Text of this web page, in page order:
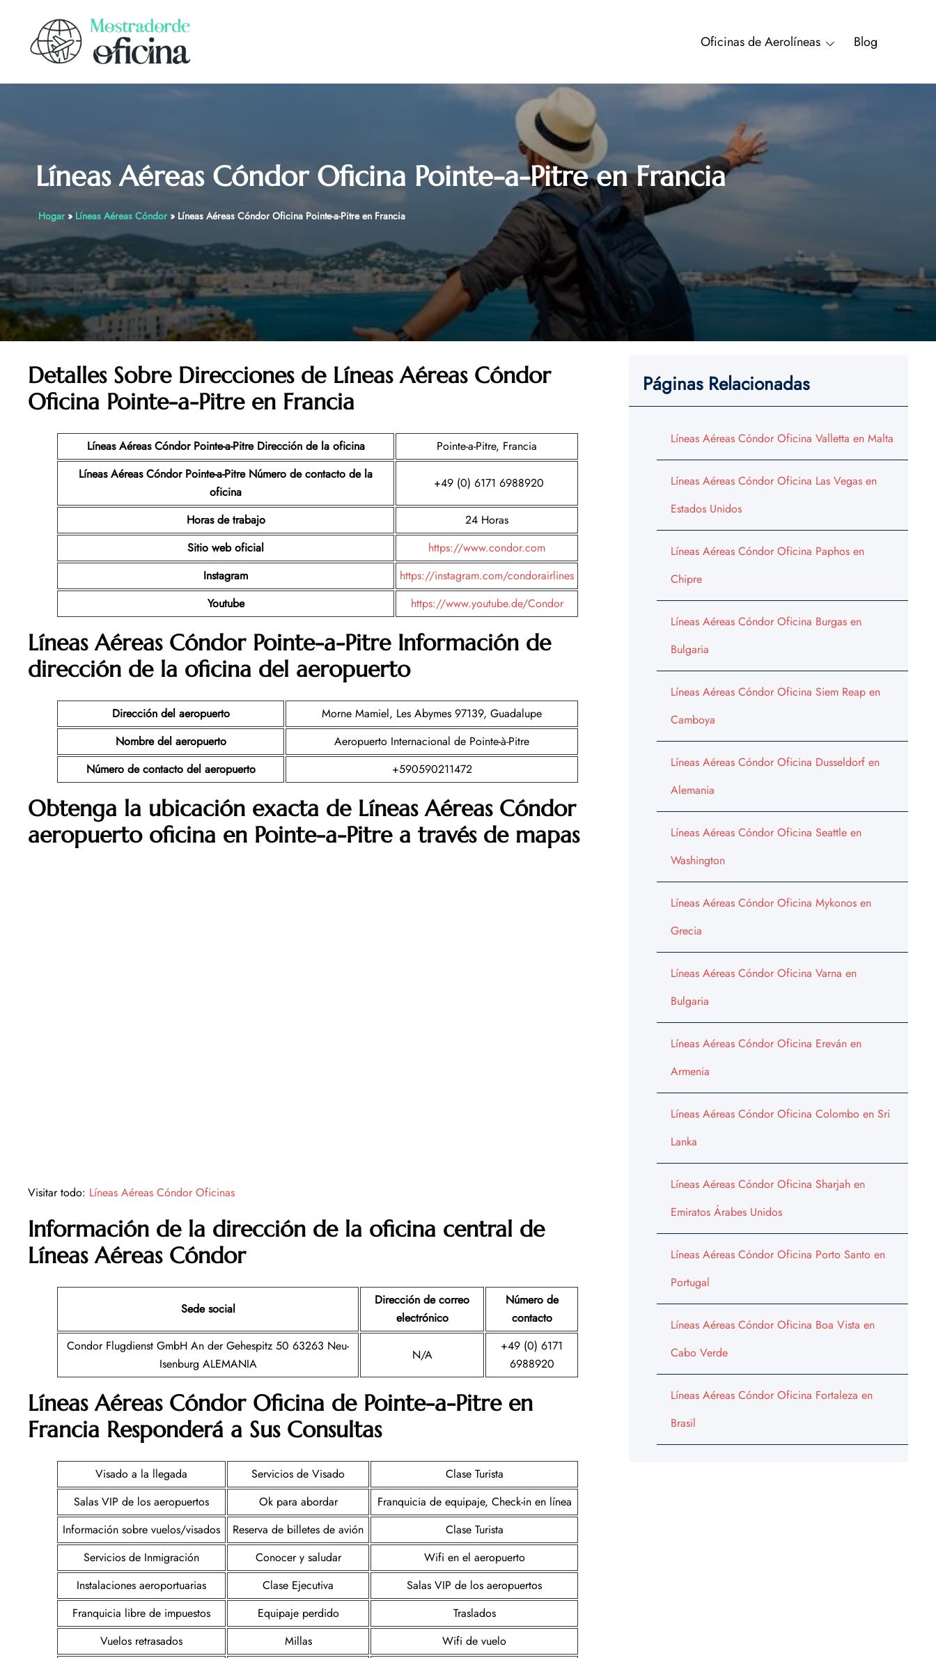
content
Oficinas de Aerolíneas Blog
Líneas Aéreas Cóndor Oficina Pointe-a-Pitre en Francia
Hogar» Líneas Aéreas Cóndor» Líneas Aéreas Cóndor Oficina Pointe-a-Pitre en Francia
Detalles Sobre Direcciones de Líneas Aéreas Cóndor
Oficina Pointe-a-Pitre en Francia
Líneas Aéreas Cóndor Pointe-a-Pitre Dirección de la oficina
Pointe-a-Pitre, Francia
Líneas Aéreas Cóndor Pointe-a-Pitre Número de contacto de la
oficina
+49 (0) 6171 6988920
Horas de trabajo
24 Horas
Sitio web oficial
https://www.condor.com
Instagram
https://instagram.com/condorairlines
Youtube
https://www.youtube.de/Condor
Líneas Aéreas Cóndor Pointe-a-Pitre Información de
dirección de la oficina del aeropuerto
Dirección del aeropuerto
Morne Mamiel, Les Abymes 97139, Guadalupe
Nombre del aeropuerto
Aeropuerto Internacional de Pointe-à-Pitre
Número de contacto del aeropuerto
+590590211472
Obtenga la ubicación exacta de Líneas Aéreas Cóndor
aeropuerto oficina en Pointe-a-Pitre a través de mapas
Visitar todo: Líneas Aéreas Cóndor Oficinas
Información de la dirección de la oficina central de
Líneas Aéreas Cóndor
Sede social
Dirección de correo
electrónico
Número de
contacto
Condor Flugdienst GmbH An der Gehespitz 50 63263 Neu-
Isenburg ALEMANIA
N/A
+49 (0) 6171
6988920
Líneas Aéreas Cóndor Oficina de Pointe-a-Pitre en
Francia Responderá a Sus Consultas
Visado a la llegada Servicios de Visado
Clase Turista
Salas VIP de los aeropuertos
Ok para abordar
Franquicia de equipaje, Check-in en línea
Información sobre vuelos/visados
Reserva de billetes de avión
Clase Turista
Servicios de Inmigración
Conocer y saludar
Wifi en el aeropuerto
Instalaciones aeroportuarias
Clase Ejecutiva
Salas VIP de los aeropuertos
Franquicia libre de impuestos
Equipaje perdido
Traslados
Vuelos retrasados
Millas
Wifi de vuelo
Páginas Relacionadas
Líneas Aéreas Cóndor Oficina Valletta en Malta
Líneas Aéreas Cóndor Oficina Las Vegas en
Estados Unidos
Líneas Aéreas Cóndor Oficina Paphos en
Chipre
Líneas Aéreas Cóndor Oficina Burgas en
Bulgaria
Líneas Aéreas Cóndor Oficina Siem Reap en
Camboya
Líneas Aéreas Cóndor Oficina Dusseldorf en
Alemania
Líneas Aéreas Cóndor Oficina Seattle en
Washington
Líneas Aéreas Cóndor Oficina Mykonos en
Grecia
Líneas Aéreas Cóndor Oficina Varna en
Bulgaria
Líneas Aéreas Cóndor Oficina Ereván en
Armenia
Líneas Aéreas Cóndor Oficina Colombo en Sri
Lanka
Líneas Aéreas Cóndor Oficina Sharjah en
Emiratos Árabes Unidos
Líneas Aéreas Cóndor Oficina Porto Santo en
Portugal
Líneas Aéreas Cóndor Oficina Boa Vista en
Cabo Verde
Líneas Aéreas Cóndor Oficina Fortaleza en
Brasil